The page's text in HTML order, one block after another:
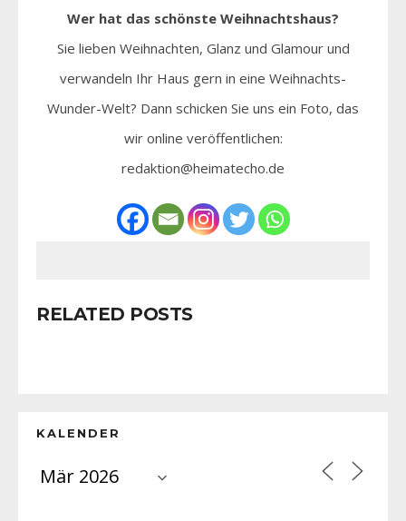
Wer hat das schönste Weihnachtshaus?
Sie lieben Weihnachten, Glanz und Glamour und
verwandeln Ihr Haus gern in eine Weihnachts-
Wunder-Welt? Dann schicken Sie uns ein Foto, das
wir online veröffentlichen:
redaktion@heimatecho.de
RELATED POSTS
KALENDER